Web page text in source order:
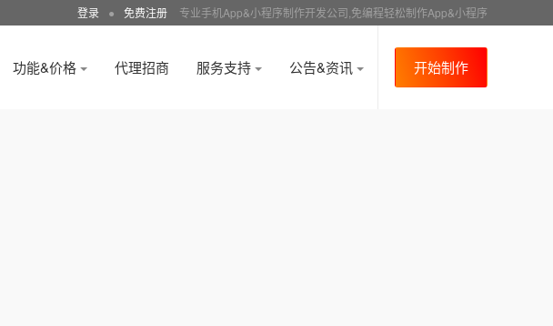
登录 ● 免费注册 专业手机App&小程序制作开发公司,免编程轻松制作App&小程序
功能&价格 代理招商 服务支持 公告&资讯 开始制作